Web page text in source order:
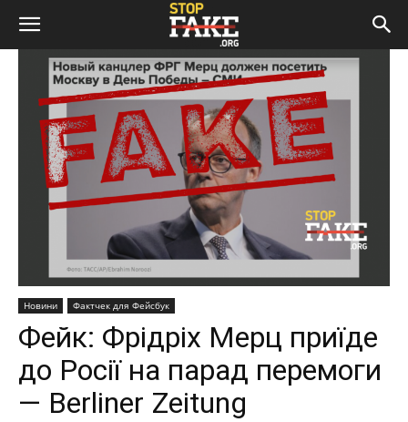
Новини Фактчек для Фейсбук
Фейк: Фрідріх Мерц приїде
до Росії на парад перемоги
— Berliner Zeitung